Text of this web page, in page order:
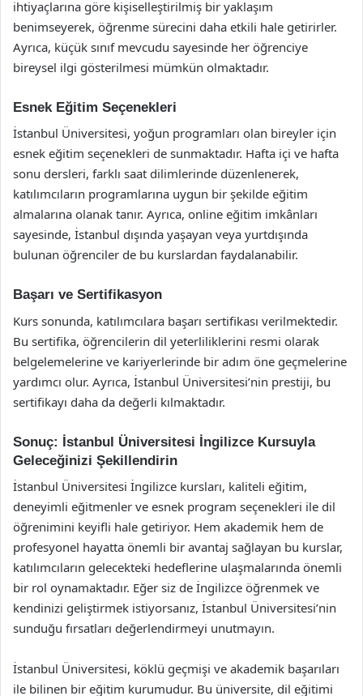
ihtiyaçlarına göre kişiselleştirilmiş bir yaklaşım
benimseyerek, öğrenme sürecini daha etkili hale getirirler.
Ayrıca, küçük sınıf mevcudu sayesinde her öğrenciye
bireysel ilgi gösterilmesi mümkün olmaktadır.
Esnek Eğitim Seçenekleri
İstanbul Üniversitesi, yoğun programları olan bireyler için
esnek eğitim seçenekleri de sunmaktadır. Hafta içi ve hafta
sonu dersleri, farklı saat dilimlerinde düzenlenerek,
katılımcıların programlarına uygun bir şekilde eğitim
almalarına olanak tanır. Ayrıca, online eğitim imkânları
sayesinde, İstanbul dışında yaşayan veya yurtdışında
bulunan öğrenciler de bu kurslardan faydalanabilir.
Başarı ve Sertifikasyon
Kurs sonunda, katılımcılara başarı sertifikası verilmektedir.
Bu sertifika, öğrencilerin dil yeterliliklerini resmi olarak
belgelemelerine ve kariyerlerinde bir adım öne geçmelerine
yardımcı olur. Ayrıca, İstanbul Üniversitesi’nin prestiji, bu
sertifikayı daha da değerli kılmaktadır.
Sonuç: İstanbul Üniversitesi İngilizce Kursuyla
Geleceğinizi Şekillendirin
İstanbul Üniversitesi İngilizce kursları, kaliteli eğitim,
deneyimli eğitmenler ve esnek program seçenekleri ile dil
öğrenimini keyifli hale getiriyor. Hem akademik hem de
profesyonel hayatta önemli bir avantaj sağlayan bu kurslar,
katılımcıların gelecekteki hedeflerine ulaşmalarında önemli
bir rol oynamaktadır. Eğer siz de İngilizce öğrenmek ve
kendinizi geliştirmek istiyorsanız, İstanbul Üniversitesi’nin
sunduğu fırsatları değerlendirmeyi unutmayın.
İstanbul Üniversitesi, köklü geçmişi ve akademik başarıları
ile bilinen bir eğitim kurumudur. Bu üniversite, dil eğitimi